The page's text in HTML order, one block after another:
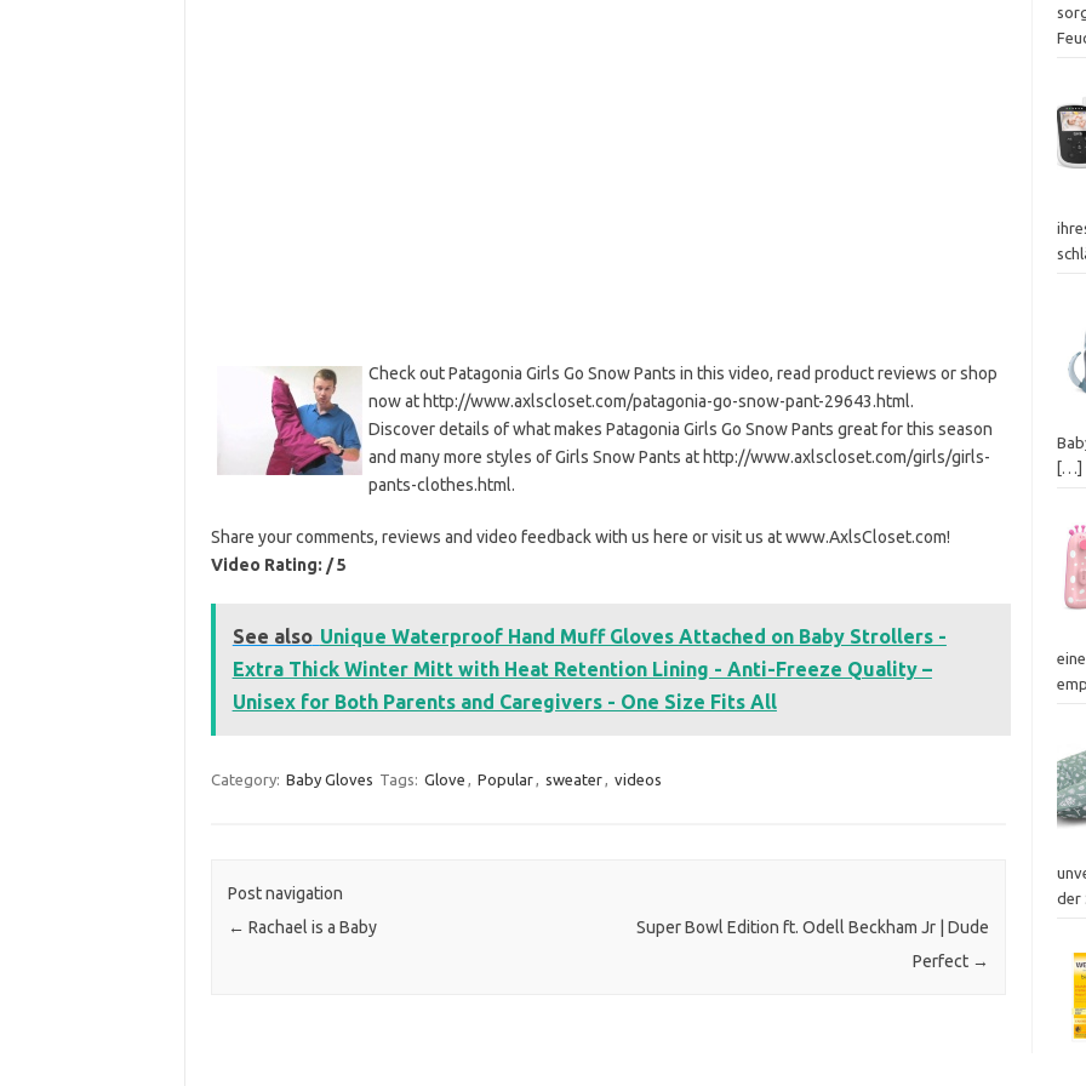
Check out Patagonia Girls Go Snow Pants in this video, read product reviews or shop
now at http://www.axlscloset.com/patagonia-go-snow-pant-29643.html.
Discover details of what makes Patagonia Girls Go Snow Pants great for this season
and many more styles of Girls Snow Pants at http://www.axlscloset.com/girls/girls-
pants-clothes.html.
Share your comments, reviews and video feedback with us here or visit us at www.AxlsCloset.com!
Video Rating: / 5
See also Unique Waterproof Hand Muff Gloves Attached on Baby Strollers -
Extra Thick Winter Mitt with Heat Retention Lining - Anti-Freeze Quality –
Unisex for Both Parents and Caregivers - One Size Fits All
Category: Baby Gloves Tags: Glove , Popular, sweater, videos
Post navigation
← Rachael is a Baby
Super Bowl Edition ft. Odell Beckham Jr | Dude
Perfect →
[…]
der